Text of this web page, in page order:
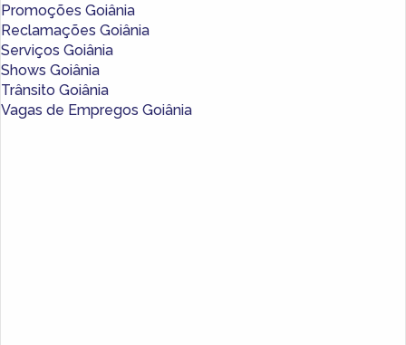
Promoções Goiânia
Reclamações Goiânia
Serviços Goiânia
Shows Goiânia
Trânsito Goiânia
Vagas de Empregos Goiânia